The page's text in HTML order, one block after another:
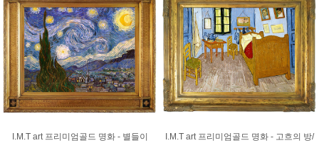
I.M.T art 프리미엄골드 명화 - 별들이
I.M.T art 프리미엄골드 명화 - 고흐의 방/